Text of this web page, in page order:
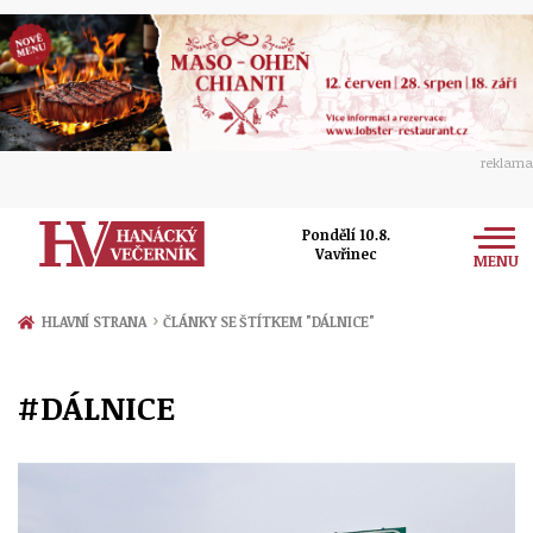
reklama
Pondělí 10.8.
Vavřinec
MENU
Zprávy
Politika
Kultura
Společnost
HLAVNÍ STRANA › ČLÁNKY SE ŠTÍTKEM "DÁLNICE"
#DÁLNICE